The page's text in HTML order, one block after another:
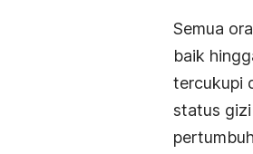
Semua
baik
tercukupi
status